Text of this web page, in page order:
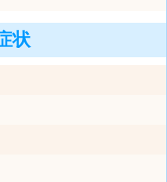
状